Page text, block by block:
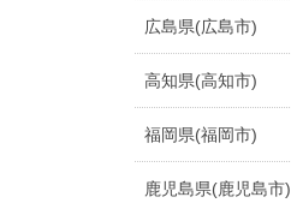
広島県(広島市)
高知県(高知市)
福岡県(福岡市)
鹿児島県(鹿児島市)